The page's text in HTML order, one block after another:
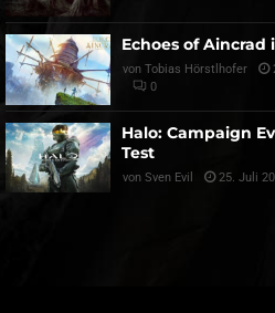
Echoes of Aincrad
von Tobias Hörstlhofer
0
Halo: Campaign
Test
von Sven Evil 25. Juli